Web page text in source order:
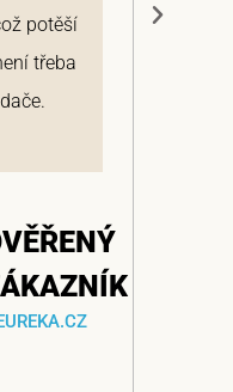
potěší
třeba